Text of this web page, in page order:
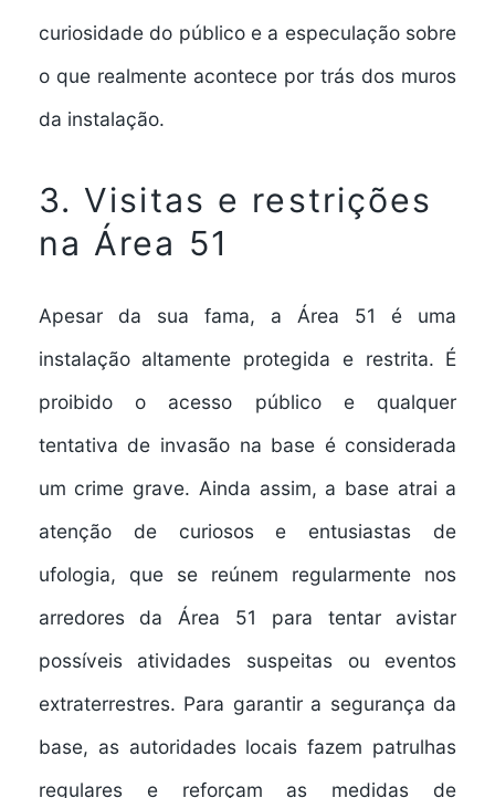
curiosidade do público e a especulação sobre
o que realmente acontece por trás dos muros
da instalação.
3. Visitas e restrições
na Área 51
Apesar da sua fama, a Área 51 é uma
instalação altamente protegida e restrita. É
proibido o acesso público e qualquer
tentativa de invasão na base é considerada
um crime grave. Ainda assim, a base atrai a
atenção de curiosos e entusiastas de
ufologia, que se reúnem regularmente nos
arredores da Área 51 para tentar avistar
possíveis atividades suspeitas ou eventos
extraterrestres. Para garantir a segurança da
base, as autoridades locais fazem patrulhas
regulares e reforçam as medidas de